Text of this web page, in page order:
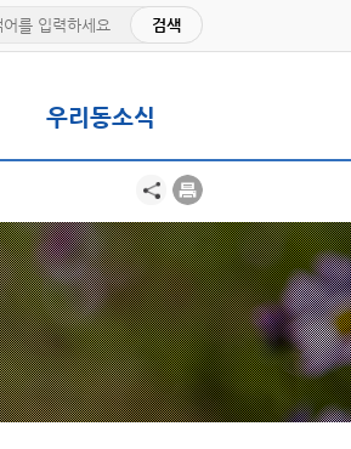
우리동소식